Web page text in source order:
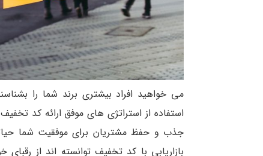
می خواهید افراد بیشتری برند شما را
استفاده از استراتژی های موفق ارائه کد
جذب و حفظ مشتریان برای موفقیت شما
بازاریابی با کد تخفیف توانسته اند از